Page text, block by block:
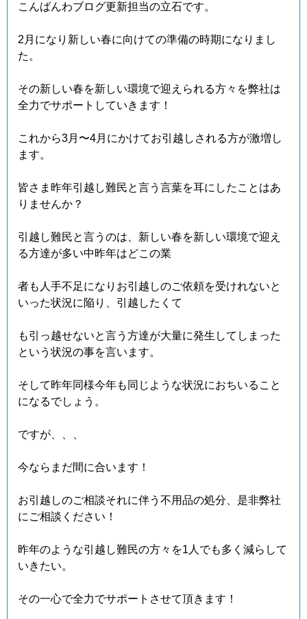
こんばんわブログ更新担当の立石です。
2月になり新しい春に向けての準備の時期になりまし
た。
その新しい春を新しい環境で迎えられる方々を弊社は
全力でサポートしていきます！
これから3月〜4月にかけてお引越しされる方が激増し
ます。
皆さま昨年引越し難民と言う言葉を耳にしたことはあ
りませんか？
引越し難民と言うのは、新しい春を新しい環境で迎え
る方達が多い中昨年はどこの業
者も人手不足になりお引越しのご依頼を受けれないと
いった状況に陥り、引越したくて
も引っ越せないと言う方達が大量に発生してしまった
という状況の事を言います。
そして昨年同様今年も同じような状況におちいること
になるでしょう。
ですが、、、
今ならまだ間に合います！
お引越しのご相談それに伴う不用品の処分、是非弊社
にご相談ください！
昨年のような引越し難民の方々を1人でも多く減らして
いきたい。
その一心で全力でサポートさせて頂きます！